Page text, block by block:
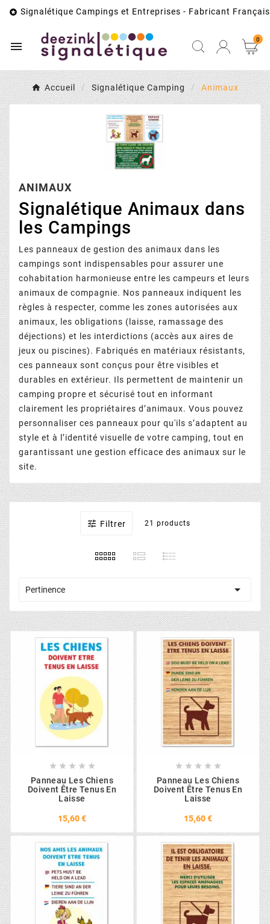
 Signalétique Campings et Entreprises - Fabricant Français
 0
Accueil Signalétique Camping Animaux
ANIMAUX
Signalétique Animaux dans
les Campings
Les panneaux de gestion des animaux dans les
campings sont indispensables pour assurer une
cohabitation harmonieuse entre les campeurs et leurs
animaux de compagnie. Nos panneaux indiquent les
règles à respecter, comme les zones autorisées aux
animaux, les obligations (laisse, ramassage des
déjections) et les interdictions (accès aux aires de
jeux ou piscines). Fabriqués en matériaux résistants,
ces panneaux sont conçus pour être visibles et
durables en extérieur. Ils permettent de maintenir un
camping propre et sécurisé tout en informant
clairement les propriétaires d’animaux. Vous pouvez
personnaliser ces panneaux pour qu'ils s’adaptent au
style et à l’identité visuelle de votre camping, tout en
garantissant une gestion efficace des animaux sur le
site.
 Filtrer 21 products
Pertinence 
    
Panneau Les Chiens
Doivent Être Tenus En
Laisse
15,60 €
    
Panneau Les Chiens
Doivent Être Tenus En
Laisse
15,60 €